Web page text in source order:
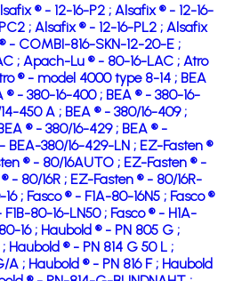
® - 12-16-P2 ; Alsafix ® - 12-16-
; Alsafix ® - 12-16-PL2 ; Alsafix
- COMBI-816-SKN-12-20-E ;
; Apach-Lu ® - 80-16-LAC ; Atro
® - model 4000 type 8-14 ; BEA
® - 380-16-400 ; BEA ® - 380-16-
450 A ; BEA ® - 380/16-409 ;
® - 380/16-429 ; BEA ® -
BEA-380/16-429-LN ; EZ-Fasten ®
® - 80/16AUTO ; EZ-Fasten ® -
- 80/16R ; EZ-Fasten ® - 80/16R-
; Fasco ® - F1A-80-16N5 ; Fasco ®
F1B-80-16-LN50 ; Fasco ® - H1A-
16 ; Haubold ® - PN 805 G ;
Haubold ® - PN 814 G 50 L ;
A ; Haubold ® - PN 816 F ; Haubold